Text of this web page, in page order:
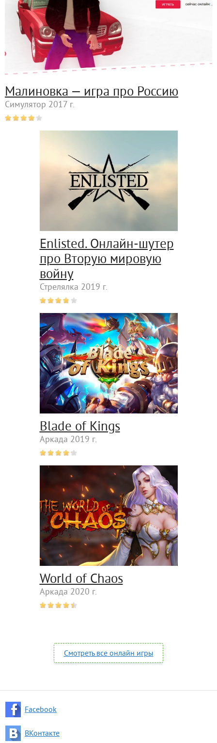
Малиновка — игра про Россию
Симулятор 2017 г.
Enlisted. Онлайн-шутер
про Вторую мировую
войну
Стрелялка 2019 г.
Blade of Kings
Аркада 2019 г.
World of Chaos
Аркада 2020 г.
Смотреть все онлайн игры
Facebook
ВКонтакте